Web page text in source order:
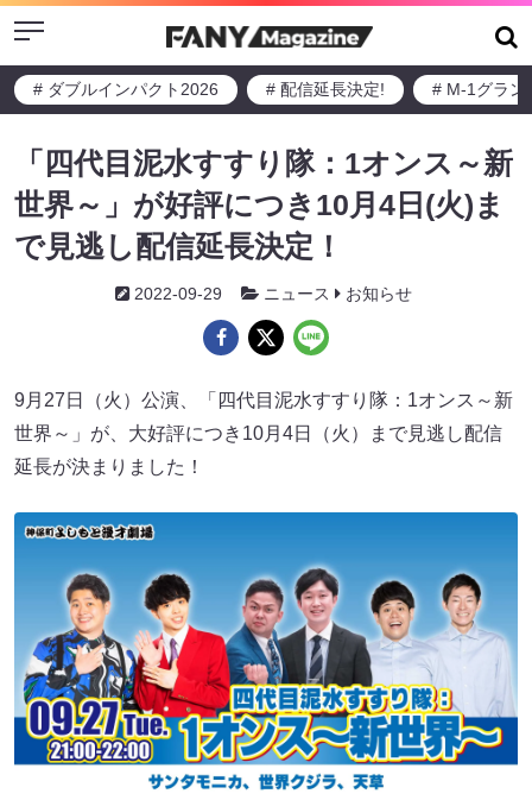
Menu
# ダブルインパクト2026 # 配信延長決定! # M-1グラン
「四代目泥水すすり隊：1オンス～新
世界～」が好評につき10月4日(火)ま
で見逃し配信延長決定！
2022-09-29 ニュース お知らせ
9月27日（火）公演、「四代目泥水すすり隊：1オンス～新
世界～」が、大好評につき10月4日（火）まで見逃し配信
延長が決まりました！